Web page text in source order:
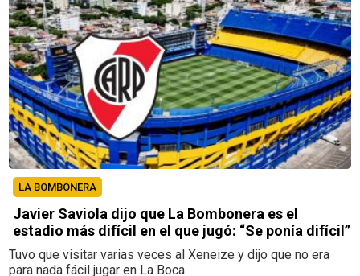
LA BOMBONERA
Javier Saviola dijo que La Bombonera es el
estadio más difícil en el que jugó: “Se ponía difícil”
Tuvo que visitar varias veces al Xeneize y dijo que no era
para nada fácil jugar en La Boca.